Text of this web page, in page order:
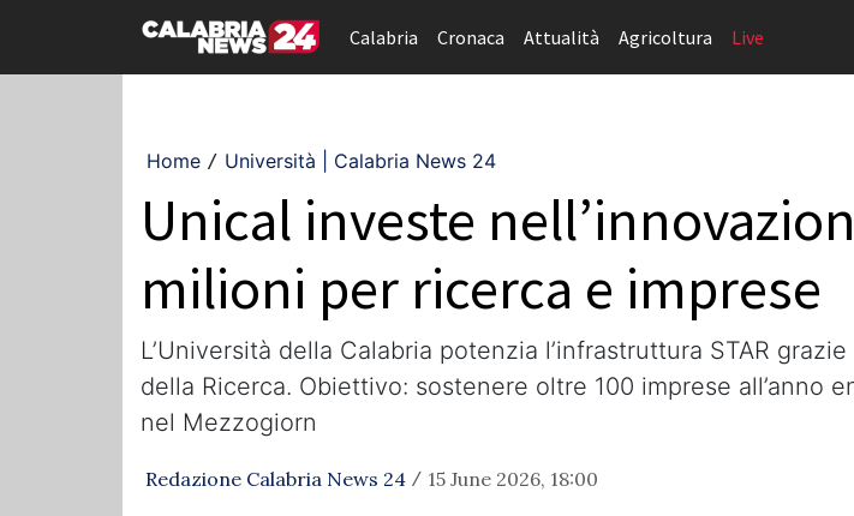
Calabria Cronaca Attualità Agricoltura Live
Home / Università | Calabria News 24
Unical investe
milioni per ricerca e imprese
L’Università della Calabria potenzia l’infrastruttura STAR
della Ricerca. Obiettivo: sostenere oltre 100 imprese
nel Mezzogiorn
Redazione Calabria News 24 / 15 June 2026, 18:00